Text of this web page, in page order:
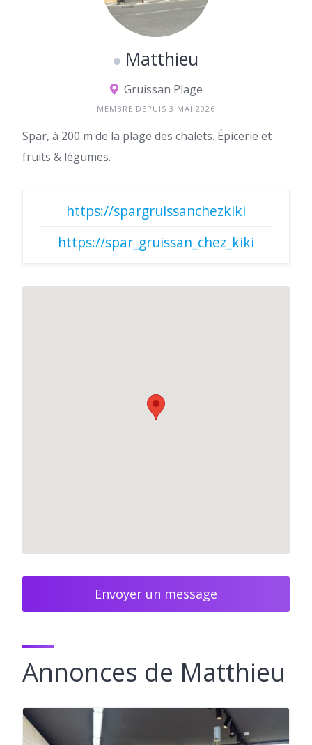
Matthieu
Gruissan Plage
MEMBRE DEPUIS 3 MAI 2026
Spar, à 200 m de la plage des chalets. Épicerie et
fruits & légumes.
https://spargruissanchezkiki
https://spar_gruissan_chez_kiki
Envoyer un message
Annonces de Matthieu